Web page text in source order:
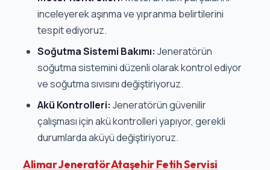
inceleyerek aşınma ve yıpranma belirtilerini
tespit ediyoruz.
Soğutma Sistemi Bakımı: Jeneratörün
soğutma sistemini düzenli olarak kontrol ediyor
ve soğutma sıvısını değiştiriyoruz.
Akü Kontrolleri: Jeneratörün güvenilir
çalışması için akü kontrolleri yapıyor, gerekli
durumlarda aküyü değiştiriyoruz.
Alimar Jeneratör Ataşehir Fetih Servisi